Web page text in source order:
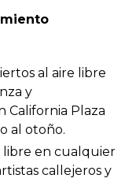
al aire libre
y
California Plaza
al otoño.
libre en cualquier
callejeros y